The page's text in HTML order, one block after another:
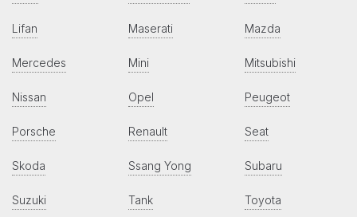
Lifan Maserati Mazda
Mercedes Mini Mitsubishi
Nissan Opel Peugeot
Porsche Renault Seat
Skoda Ssang Yong Subaru
Suzuki Tank Toyota